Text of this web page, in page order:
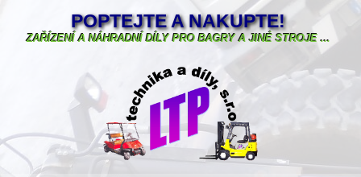
POPTEJTE A NAKUPTE!
ZAŘÍZENÍ A NÁHRADNÍ DÍLY PRO BAGRY A JINÉ STROJE ...